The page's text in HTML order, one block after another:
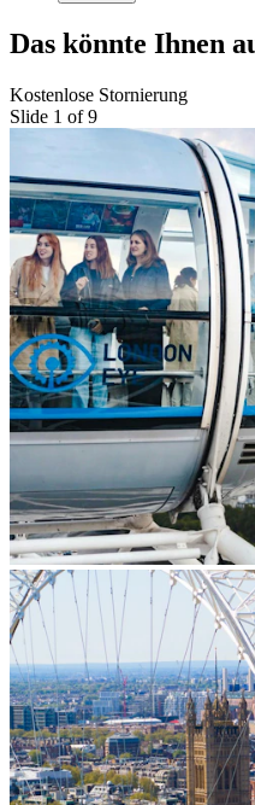
Das könnte Ihnen
Kostenlose Stornierung
Slide 1 of 9